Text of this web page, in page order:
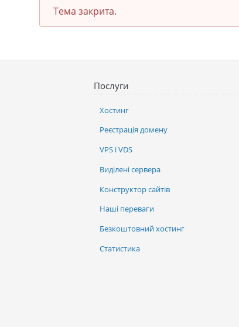
Тема закрита.
Послуги
Хостинг
Реєстрація домену
VPS і VDS
Виділені сервера
Конструктор сайтів
Наші переваги
Безкоштовний хостинг
Статистика